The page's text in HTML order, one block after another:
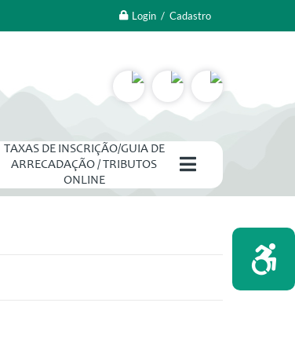
Login / Cadastro
TAXAS DE INSCRIÇÃO/GUIA DE
ARRECADAÇÃO / TRIBUTOS
ONLINE